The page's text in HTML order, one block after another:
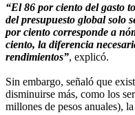
“El 86 por ciento del gasto
del presupuesto global solo
por ciento corresponde a
ciento, la diferencia
rendimientos”, explicó.
Sin embargo, señaló que
disminuirse más, como los
millones de pesos anuales),